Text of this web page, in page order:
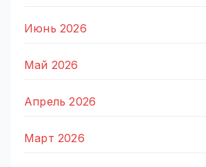
Июнь 2026
Май 2026
Апрель 2026
Март 2026